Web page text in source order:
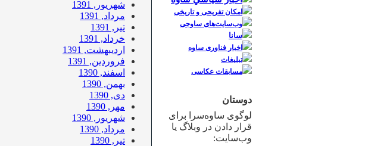
امکان تفریحی و تاریخی
وب‌سایت‌های ساوجی
سانا
اخبار فناوری ساوه
تبلیغات
مسابقات عکاسی
دوستان
لوگوی ساوه‌سرا برای
قرار دادن در وبلاگ یا
وب‌سایت:
شهریور, 1391
مرداد, 1391
تیر, 1391
خرداد, 1391
اردیبهشت, 1391
فروردین, 1391
اسفند, 1390
بهمن, 1390
دی, 1390
مهر, 1390
شهریور, 1390
مرداد, 1390
تیر, 1390